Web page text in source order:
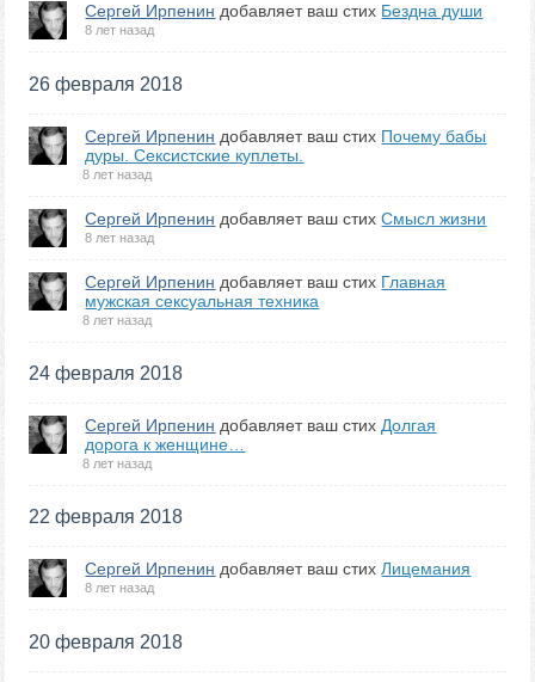
Сергей Ирпенин добавляет ваш стих Бездна души
8 лет назад
26 февраля 2018
Сергей Ирпенин добавляет ваш стих Почему бабы
дуры. Сексистские куплеты.
8 лет назад
Сергей Ирпенин добавляет ваш стихСмысл жизни
8 лет назад
Сергей Ирпенин добавляет ваш стих Главная
мужская сексуальная техника
8 лет назад
24 февраля 2018
Сергей Ирпенин добавляет ваш стих Долгая
дорога к женщине…
8 лет назад
22 февраля 2018
Сергей Ирпенин добавляет ваш стихЛицемания
8 лет назад
20 февраля 2018